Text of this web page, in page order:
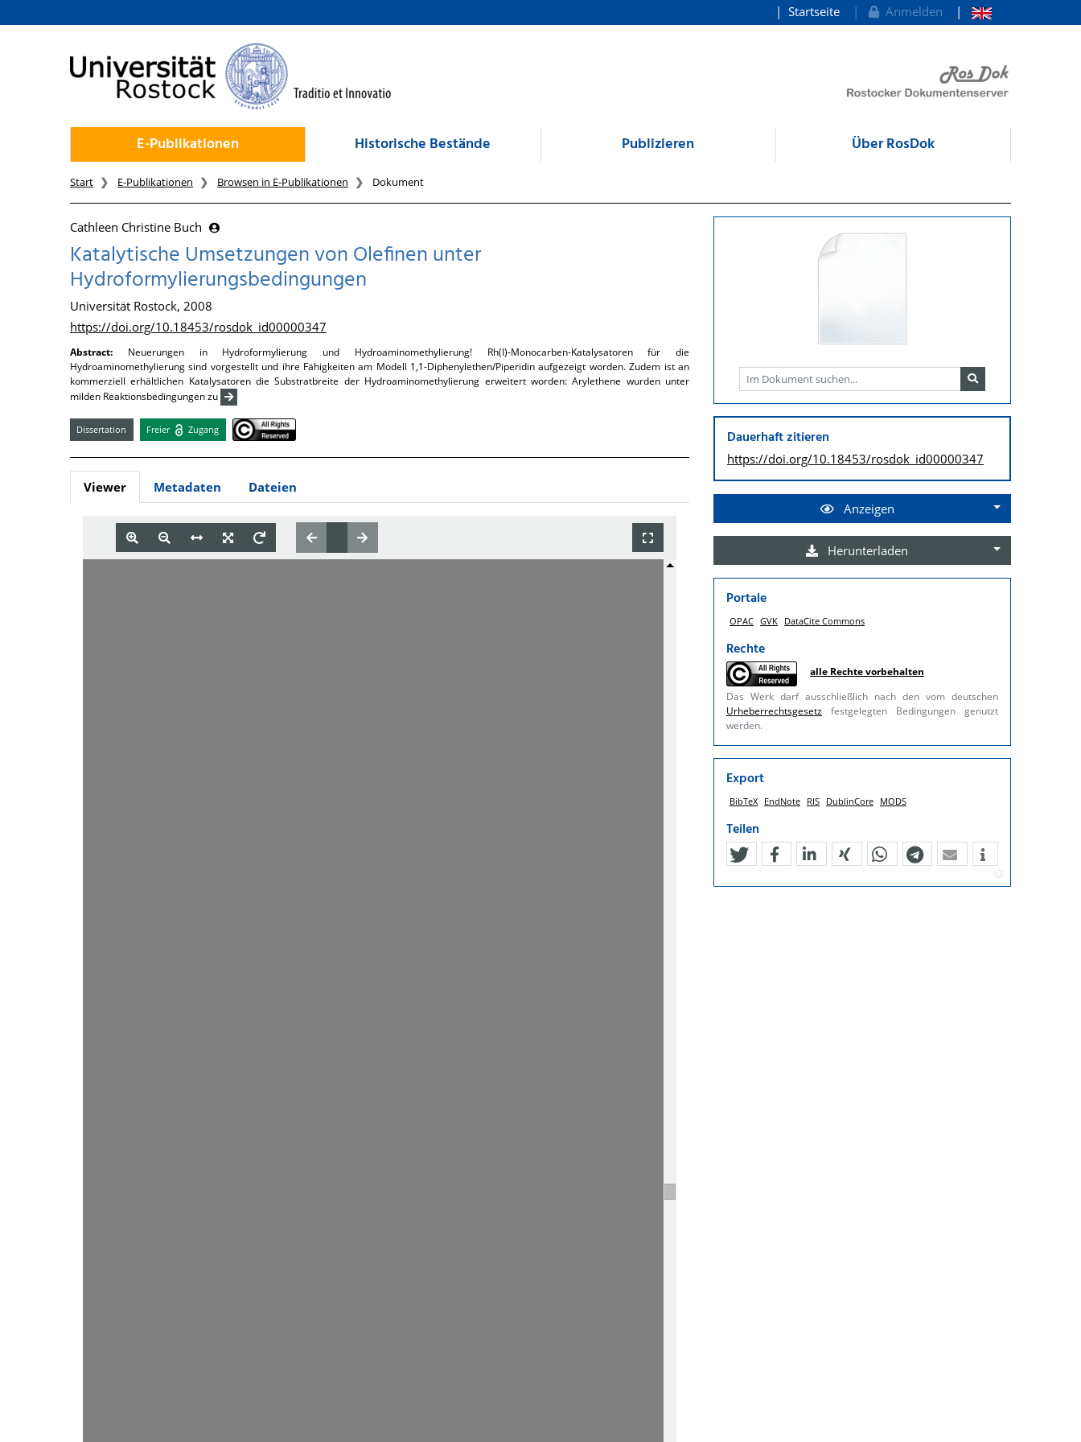
zum Inhalt
Startseite Anmelden
E-Publikationen Historische Bestände Publizieren Über RosDok
Start E-Publikationen Browsen in E-Publikationen Dokument
Cathleen Christine Buch
Katalytische Umsetzungen von Olefinen unter
Hydroformylierungsbedingungen
Universität Rostock, 2008
https://doi.org/10.18453/rosdok_id00000347
Abstract: Neuerungen in Hydroformylierung und Hydroaminomethylierung! Rh(I)-Monocarben-Katalysatoren für die
Hydroaminomethylierung sind vorgestellt und ihre Fähigkeiten am Modell 1,1-Diphenylethen/Piperidin aufgezeigt worden. Zudem ist an
kommerziell erhältlichen Katalysatoren die Substratbreite der Hydroaminomethylierung erweitert worden: Arylethene wurden unter
milden Reaktionsbedingungen zu
Dissertation Freier Zugang
Viewer Metadaten Dateien
Dauerhaft zitieren
https://doi.org/10.18453/rosdok_id00000347
Anzeigen
Herunterladen
Portale
OPAC GVK DataCite Commons
Rechte
alle Rechte vorbehalten
Das Werk darf ausschließlich nach den vom deutschen
Urheberrechtsgesetz festgelegten Bedingungen genutzt
werden.
Export
BibTeX EndNote RIS DublinCore MODS
Teilen